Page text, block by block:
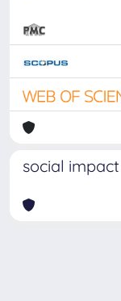
social impact